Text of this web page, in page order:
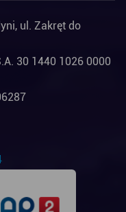
ul. Zakręt do
30 1440 1026 0000